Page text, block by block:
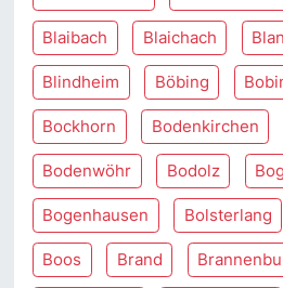
Blaibach Blaichach
Blindheim Böbing
Bockhorn Bodenkirchen
Bodenwöhr Bodolz
Bogenhausen Bolsterlang
Boos Brand